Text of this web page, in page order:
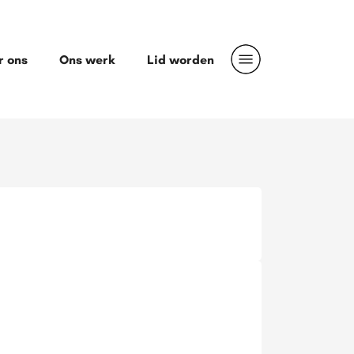
ons Ons werk Lid worden